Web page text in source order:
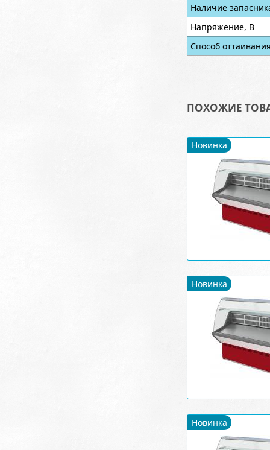
Наличие
Напряжение, В
Способ
ПОХОЖИЕ
Новинка
Новинка
Новинка